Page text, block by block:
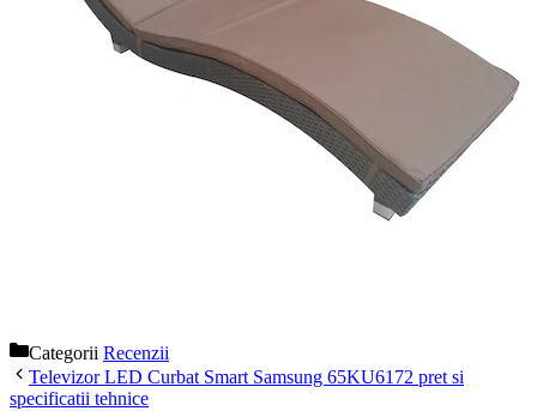
Categorii Recenzii
Televizor LED Curbat Smart Samsung 65KU6172 pret si
specificatii tehnice